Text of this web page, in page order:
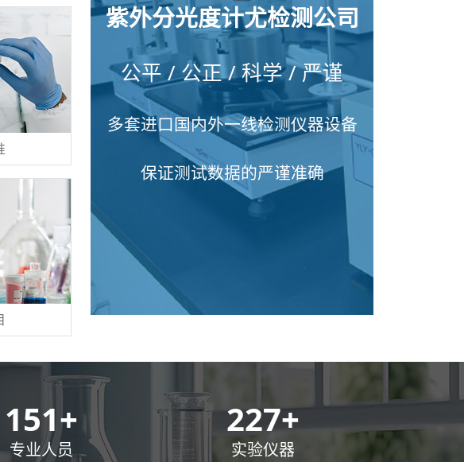
紫外分光度计尤检测公司
公平 / 公正 / 科学 / 严谨
多套进口国内外一线检测仪器设备
保证测试数据的严谨准确
200+
专业人员
300+
实验仪器